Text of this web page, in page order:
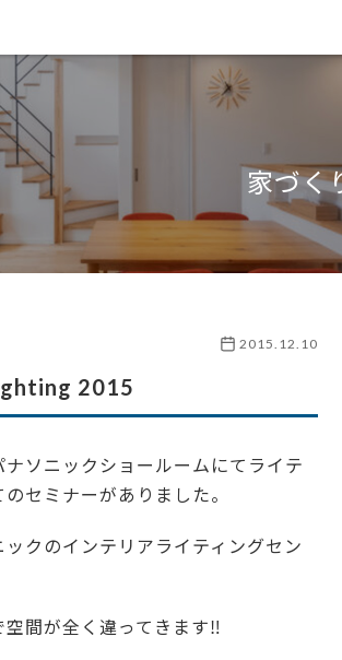
家づく
2015.12.10
2015
ソニックショールームにてライテ
セミナーがありました。
クのインテリアライティングセン
空間が全く違ってきます‼︎